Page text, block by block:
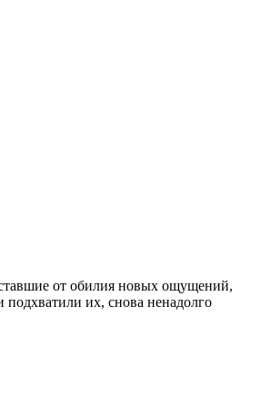
от обилия новых ощущений,
подхватили их, снова ненадолго